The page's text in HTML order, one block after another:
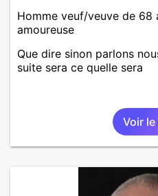
Homme veuf/veuve de 68
amoureuse
Que dire sinon parlons
suite sera ce quelle sera
Voir